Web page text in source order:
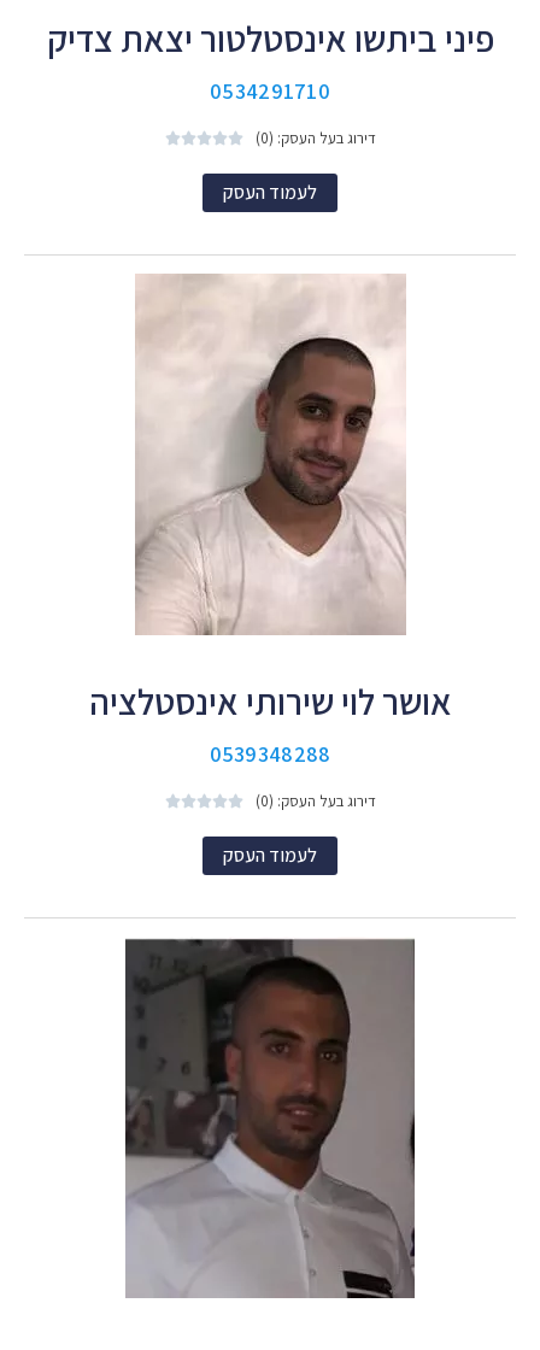
פיני ביתשו אינסטלטור יצאת צדיק
0534291710
דירוג בעל העסק: (0) 




לעמוד העסק
אושר לוי שירותי אינסטלציה
0539348288
דירוג בעל העסק: (0) 




לעמוד העסק